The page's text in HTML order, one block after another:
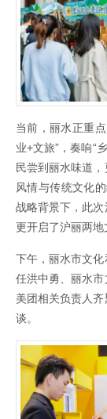
当前，丽水正重
业+文旅”，奏响“
民尝到丽水味道
风情与传统文化
战略背景下，此次
更开启了沪丽两地
下午，丽水市文
任洪中勇、丽水
美团相关负责人
谈。